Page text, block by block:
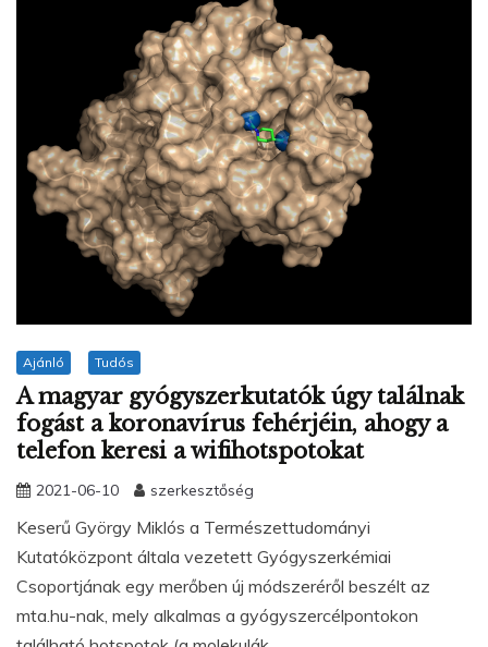
Ajánló Tudós
A magyar gyógyszerkutatók úgy találnak
fogást a koronavírus fehérjéin, ahogy a
telefon keresi a wifihotspotokat
2021-06-10 szerkesztőség
Keserű György Miklós a Természettudományi
Kutatóközpont általa vezetett Gyógyszerkémiai
Csoportjának egy merőben új módszeréről beszélt az
mta.hu-nak, mely alkalmas a gyógyszercélpontokon